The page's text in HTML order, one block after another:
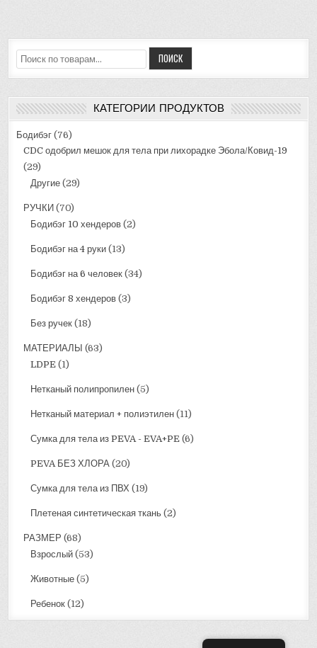
Искать: ПОИСК
КАТЕГОРИИ ПРОДУКТОВ
Бодибэг (76)
CDC одобрил мешок для тела при лихорадке Эбола/Ковид-19
(29)
Другие (29)
РУЧКИ (70)
Бодибэг 10 хендеров (2)
Бодибэг на 4 руки (13)
Бодибэг на 6 человек (34)
Бодибэг 8 хендеров (3)
Без ручек (18)
МАТЕРИАЛЫ (63)
LDPE (1)
Нетканый полипропилен (5)
Нетканый материал + полиэтилен (11)
Сумка для тела из PEVA - EVA+PE (6)
PEVA БЕЗ ХЛОРА (20)
Сумка для тела из ПВХ (19)
Плетеная синтетическая ткань (2)
РАЗМЕР (68)
Взрослый (53)
Животные (5)
Ребенок (12)